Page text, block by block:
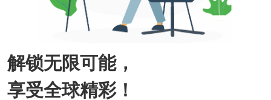
解锁无限可能，
享受全球精彩！